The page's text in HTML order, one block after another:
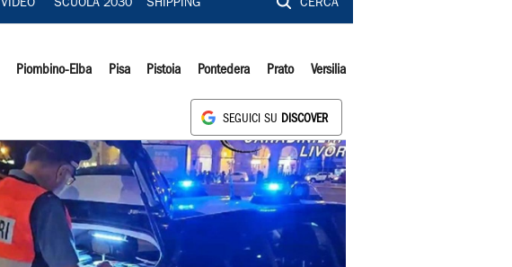
VIDEO SCUOLA 2030 SHIPPING CERCA
Piombino-Elba Pisa Pistoia Pontedera Prato Versilia
SEGUICI SU DISCOVER